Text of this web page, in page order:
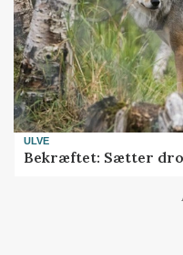
ULVE
Bekræftet: Sætter